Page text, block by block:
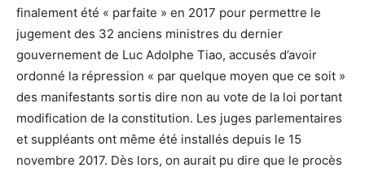
finalement été « parfaite » en 2017 pour permettre le
jugement des 32 anciens ministres du dernier
gouvernement de Luc Adolphe Tiao, accusés d’avoir
ordonné la répression « par quelque moyen que ce soit »
des manifestants sortis dire non au vote de la loi portant
modification de la constitution. Les juges parlementaires
et suppléants ont même été installés depuis le 15
novembre 2017. Dès lors, on aurait pu dire que le procès